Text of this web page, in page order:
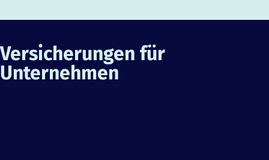
Versicherungen für
Unternehmen